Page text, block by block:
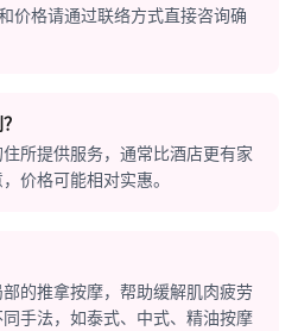
价格请通过联络方式直接咨询确
所提供服务，通常比酒店更有家
价格可能相对实惠。
的推拿按摩，帮助缓解肌肉疲劳
手法，如泰式、中式、精油按摩